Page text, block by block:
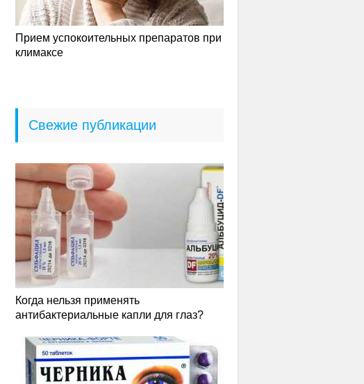
Прием успокоительных препаратов при
климаксе
Свежие публикации
Когда нельзя применять
антибактериальные капли для глаз?